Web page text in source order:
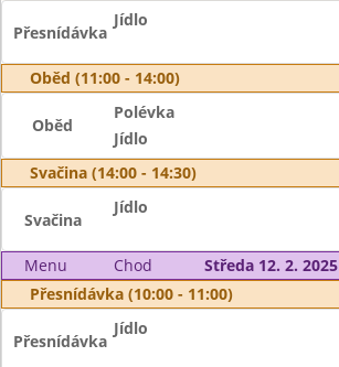
Přesnídávka
Jídlo
Oběd (11:00 - 14:00)
Oběd
Polévka
Jídlo
Svačina (14:00 - 14:30)
Svačina
Jídlo
Menu Chod
Středa 12. 2. 2025
Přesnídávka (10:00 - 11:00)
Přesnídávka
Jídlo